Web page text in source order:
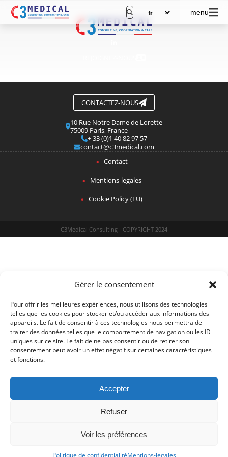
Gérer le consentement
Pour offrir les meilleures expériences, nous utilisons des technologies
telles que les cookies pour stocker et/ou accéder aux informations des
appareils. Le fait de consentir à ces technologies nous permettra de
traiter des données telles que le comportement de navigation ou les ID
uniques sur ce site. Le fait de ne pas consentir ou de retirer son
consentement peut avoir un effet négatif sur certaines caractéristiques
et fonctions.
Accepter
Refuser
Voir les préférences
Politique de confidentialitéMentions-legales
menu
CONTACTEZ-NOUS
10 Rue Notre Dame de Lorette
75009 Paris, France
+ 33 (0)1 40 82 97 57
contact@c3medical.com
Contact
Mentions-legales
Cookie Policy (EU)
C3Medical Consulting - COPYRIGHT 2024